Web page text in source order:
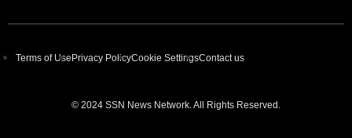
Terms of UsePrivacy PolicyCookie SettingsContact us
© 2024 SSN News Network. All Rights Reserved.